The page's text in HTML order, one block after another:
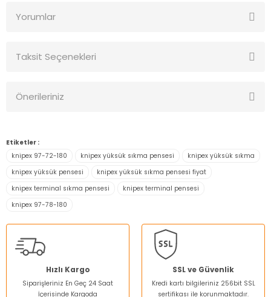
Yorumlar
Taksit Seçenekleri
Önerileriniz
konularda yetersiz gördüğünüz noktaları öneri formunu
kullanarak tarafımıza iletebilirsiniz.
Görüş ve önerileriniz için teşekkür ederiz.
Ürün resmi kalitesiz, bozuk veya görüntülenemiyor.
Ürün açıklamasında eksik bilgiler bulunuyor.
Ürün bilgilerinde hatalar bulunuyor.
Ürün fiyatı diğer sitelerden daha pahalı.
Bu ürüne benzer farklı alternatifler olmalı.
Etiketler :
knipex 97-72-180
knipex yüksük sıkma pensesi
knipex yüksük sıkma
knipex yüksük pensesi
knipex yüksük sıkma pensesi fiyat
knipex terminal sıkma pensesi
knipex terminal pensesi
knipex 97-78-180
Hızlı Kargo
Siparişleriniz En Geç 24 Saat
İçerisinde Kargoda
SSL ve Güvenlik
Kredi kartı bilgileriniz 256bit SSL
sertifikası ile korunmaktadır.